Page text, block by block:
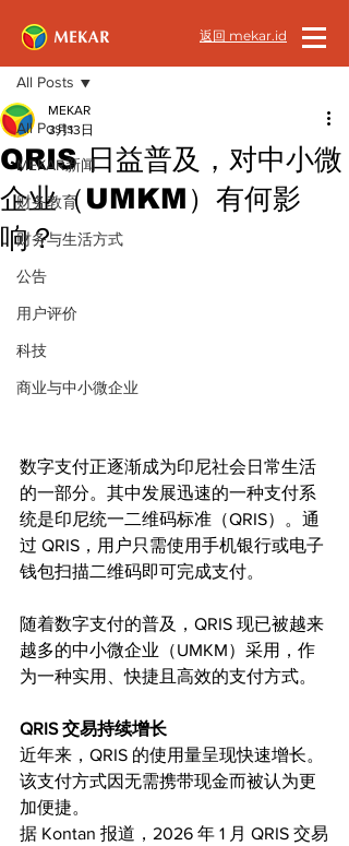
返回 mekar.id
文章
All Posts
MEKAR新闻
财务教育
财务与生活方式
公告
用户评价
科技
商业与中小微企业
All Posts
QRIS 日益普及，对中小微
企业（UMKM）有何影
响？
MEKAR
3月13日
数字支付正逐渐成为印尼社会日常生活
的一部分。其中发展迅速的一种支付系
统是印尼统一二维码标准（QRIS）。通
过 QRIS，用户只需使用手机银行或电子
钱包扫描二维码即可完成支付。
随着数字支付的普及，QRIS 现已被越来
越多的中小微企业（UMKM）采用，作
为一种实用、快捷且高效的支付方式。
QRIS 交易持续增长
近年来，QRIS 的使用量呈现快速增长。
该支付方式因无需携带现金而被认为更
加便捷。
据 Kontan 报道，2026 年 1 月 QRIS 交易